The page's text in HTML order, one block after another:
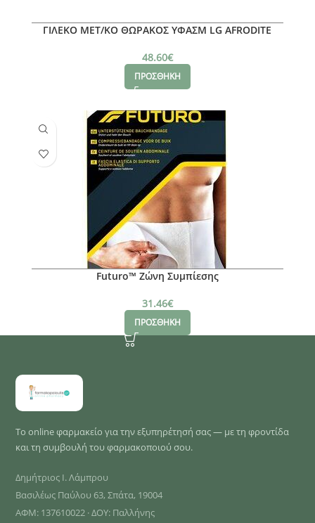
ΓΙΛΕΚΟ ΜΕΤ/ΚΟ ΘΩΡΑΚΟΣ ΥΦΑΣΜ LG AFRODITE
48.60€
ΠΡΟΣΘΗΚΗ
Futuro™ Ζώνη Συμπίεσης
31.46€
ΠΡΟΣΘΗΚΗ
Το online φαρμακείο για την εξυπηρέτησή σας — με τη φροντίδα
και τη συμβουλή του φαρμακοποιού σου.
Δημήτριος Ι. Λάμπρου
Βασιλέως Παύλου 63, Σπάτα, 19004
ΑΦΜ: 137610022 · ΔΟΥ: Παλλήνης